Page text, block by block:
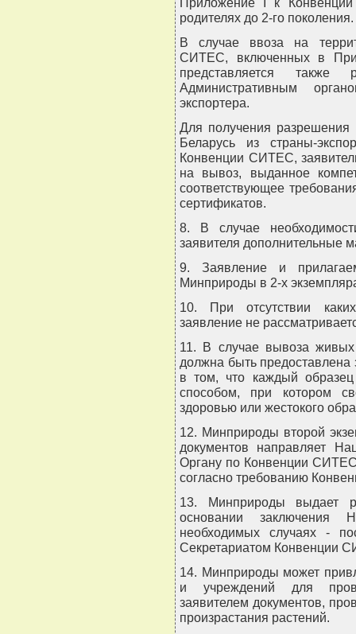
родителях до 2-го поколения.
В случае ввоза на
СИТЕС, включенных в
представляется
Административным
экспортера.
Для получения
Беларусь из страны-
Конвенции СИТЕС,
на вывоз, выданное
соответствующее
сертификатов.
8. В случае
заявителя дополнительные
9. Заявление и
Минприроды в 2-х
10. При отсутствии
заявление не
11. В случае вывоза
должна быть предоставлена
в том, что каждый образец
способом, при котором
здоровью или жестокого
12. Минприроды второй
документов направляет
Органу по Конвенции
согласно требованию
13. Минприроды выдает
основании заключения
необходимых случаях -
Секретариатом Конвенции
14. Минприроды может
и учреждений для
заявителем документов,
произрастания растений.